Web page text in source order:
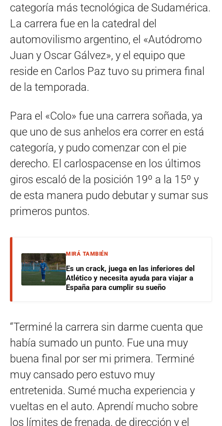
categoría más tecnológica de Sudamérica.
La carrera fue en la catedral del
automovilismo argentino, el «Autódromo
Juan y Oscar Gálvez», y el equipo que
reside en Carlos Paz tuvo su primera final
de la temporada.
Para el «Colo» fue una carrera soñada, ya
que uno de sus anhelos era correr en está
categoría, y pudo comenzar con el pie
derecho. El carlospacense en los últimos
giros escaló de la posición 19º a la 15º y
de esta manera pudo debutar y sumar sus
primeros puntos.
MIRÁ TAMBIÉN
Es un crack, juega en las inferiores del
Atlético y necesita ayuda para viajar a
España para cumplir su sueño
“Terminé la carrera sin darme cuenta que
había sumado un punto. Fue una muy
buena final por ser mi primera. Terminé
muy cansado pero estuvo muy
entretenida. Sumé mucha experiencia y
vueltas en el auto. Aprendí mucho sobre
los límites de frenada, de dirección y el